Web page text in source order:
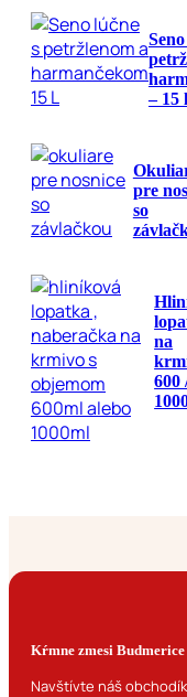
– 15 l
pre
so
na
600
Kŕmne zmesi Budmerice
Navštívte náš